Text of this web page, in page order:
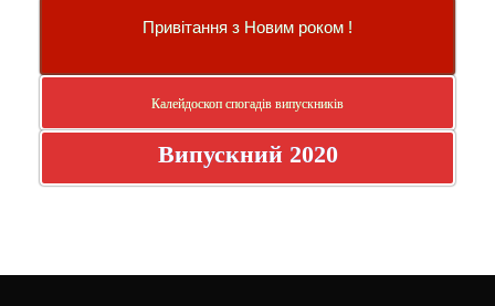
Привітання з Новим роком !
Калейдоскоп спогадів випускників
Випускний 2020